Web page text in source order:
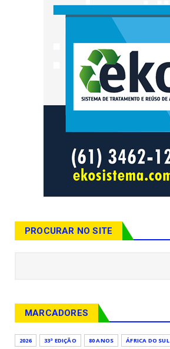
PROCURAR NO SITE
MARCADORES
2026 33ª EDIÇÃO 80 ANOS ÁFRICA DO SUL